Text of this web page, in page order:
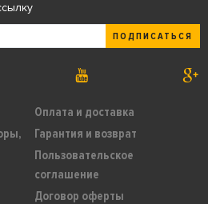
Оплата и доставка
Гарантия и возврат
Пользовательское
соглашение
Договор оферты
ПОДПИСАТЬСЯ